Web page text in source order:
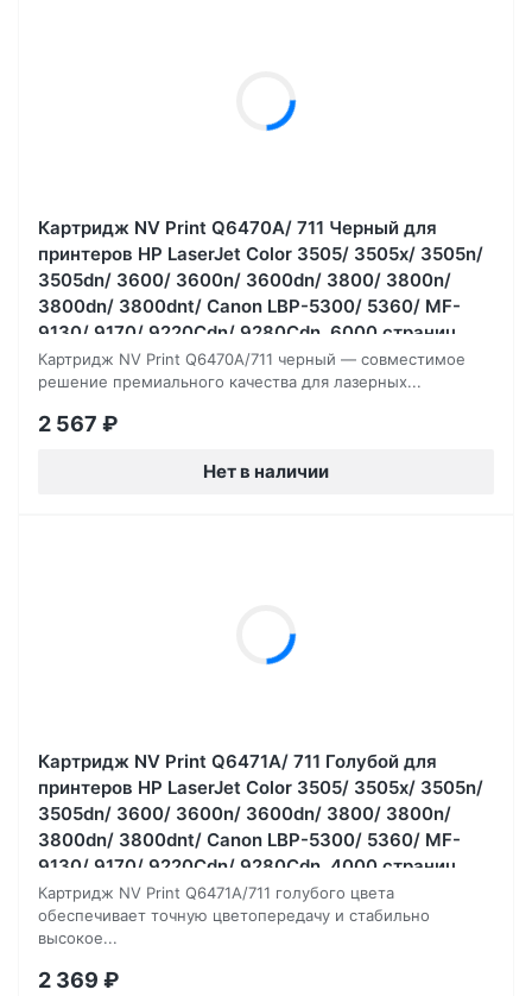
Картридж NV Print Q6470A/ 711 Черный для
принтеров HP LaserJet Color 3505/ 3505x/ 3505n/
3505dn/ 3600/ 3600n/ 3600dn/ 3800/ 3800n/
3800dn/ 3800dnt/ Canon LBP-5300/ 5360/ MF-
9130/ 9170/ 9220Cdn/ 9280Cdn, 6000 страниц
Картридж NV Print Q6470A/711 черный — совместимое
решение премиального качества для лазерных...
2 567 ₽
Нет в наличии
Картридж NV Print Q6471A/ 711 Голубой для
принтеров HP LaserJet Color 3505/ 3505x/ 3505n/
3505dn/ 3600/ 3600n/ 3600dn/ 3800/ 3800n/
3800dn/ 3800dnt/ Canon LBP-5300/ 5360/ MF-
9130/ 9170/ 9220Cdn/ 9280Cdn, 4000 страниц
Картридж NV Print Q6471A/711 голубого цвета
обеспечивает точную цветопередачу и стабильно
высокое...
2 369 ₽